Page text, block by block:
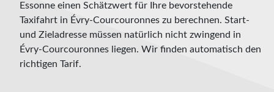
Essonne einen Schätzwert für Ihre bevorstehende
Taxifahrt in Évry-Courcouronnes zu berechnen. Start-
und Zieladresse müssen natürlich nicht zwingend in
Évry-Courcouronnes liegen. Wir finden automatisch den
richtigen Tarif.